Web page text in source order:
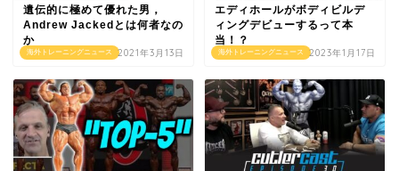
海外トレーニングニュース
遺伝的に極めて優れた男，
Andrew Jackedとは何者なの
か
2021年3月13日 海外トレーニングニュース
エディホールがボディビルデ
ィングデビューするって本
当！？
2023年1月17日